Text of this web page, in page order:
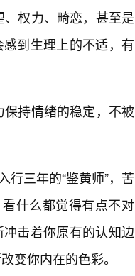
权力、畸恋，甚至是
到生理上的不适，有
持情绪的稳定，不被
行三年的“鉴黄师”，苦
什么都觉得有点不对
冲击着你原有的认知边
变你内在的色彩。